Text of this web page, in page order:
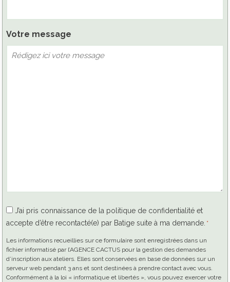
Votre message
RGPD
*
J’ai pris connaissance de la politique de confidentialité et
accepte d’être recontacté(e) par Batige suite à ma demande. *
Les informations recueillies sur ce formulaire sont enregistrées dans un
fichier informatisé par l’AGENCE CACTUS pour la gestion des demandes
d’inscription aux ateliers. Elles sont conservées en base de données sur un
serveur web pendant 3 ans et sont destinées à prendre contact avec vous.
Conformément à la loi « informatique et libertés », vous pouvez exercer votre